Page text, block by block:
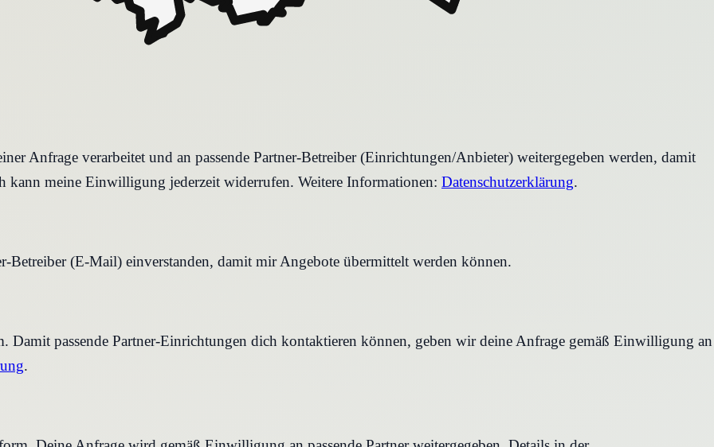
Anfrage verarbeitet und an passende Partner-Betreiber (Einrichtungen/Anbieter) weitergegeben werden, damit
kann meine Einwilligung jederzeit widerrufen. Weitere Informationen: Datenschutzerklärung.
Betreiber (E-Mail) einverstanden, damit mir Angebote übermittelt werden können.
passende Partner-Einrichtungen dich kontaktieren können, geben wir deine Anfrage gemäß Einwilligung an
.